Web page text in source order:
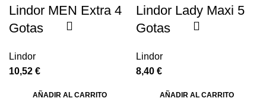
Lindor MEN Extra 4
Gotas
Lindor
10,52 €
AÑADIR AL CARRITO
Lindor Lady Maxi 5
Gotas
Lindor
8,40 €
AÑADIR AL CARRITO